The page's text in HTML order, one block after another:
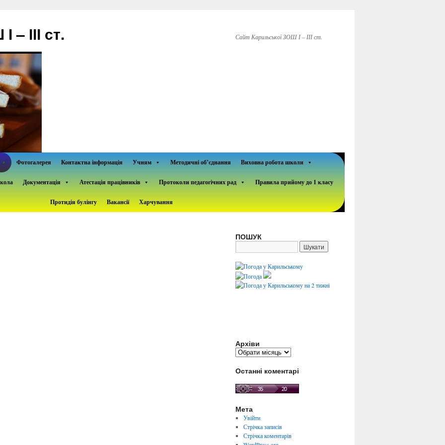
ІІІ ст. Сайт Карильської ЗОШ І – ІІІ ст.
Фотогалерея Контактна інформація Учням Методичні об’єднання Виховна робота школи
Документація Атестація працівників Протоколи педагогічних рад Правила прийому до 1 класу
Протидія булінгу Вакансії Харчування
ПОШУК
Архіви
Архіви
Останні коментарі
Мета
Увійти
Стрічка записів
Стрічка коментарів